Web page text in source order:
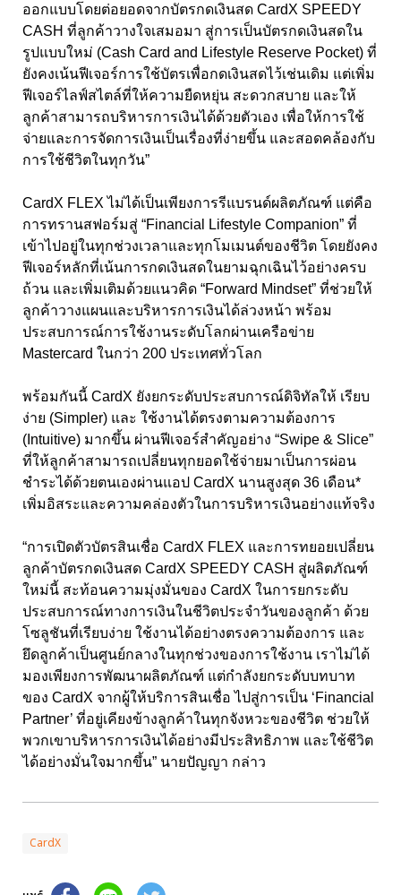
ออกแบบโดยต่อยอดจากบัตรกดเงินสด CardX SPEEDY
CASH ที่ลูกค้าวางใจเสมอมา สู่การเป็นบัตรกดเงินสดใน
รูปแบบใหม่ (Cash Card and Lifestyle Reserve Pocket) ที่
ยังคงเน้นฟีเจอร์การใช้บัตรเพื่อกดเงินสดไว้เช่นเดิม แต่เพิ่ม
ฟีเจอร์ไลฟ์สไตล์ที่ให้ความยืดหยุ่น สะดวกสบาย และให้
ลูกค้าสามารถบริหารการเงินได้ด้วยตัวเอง เพื่อให้การใช้
จ่ายและการจัดการเงินเป็นเรื่องที่ง่ายขึ้น และสอดคล้องกับ
การใช้ชีวิตในทุกวัน”
CardX FLEX ไม่ได้เป็นเพียงการรีแบรนด์ผลิตภัณฑ์ แต่คือ
การทรานสฟอร์มสู่ “Financial Lifestyle Companion” ที่
เข้าไปอยู่ในทุกช่วงเวลาและทุกโมเมนต์ของชีวิต โดยยังคง
ฟีเจอร์หลักที่เน้นการกดเงินสดในยามฉุกเฉินไว้อย่างครบ
ถ้วน และเพิ่มเติมด้วยแนวคิด “Forward Mindset” ที่ช่วยให้
ลูกค้าวางแผนและบริหารการเงินได้ล่วงหน้า พร้อม
ประสบการณ์การใช้งานระดับโลกผ่านเครือข่าย
Mastercard ในกว่า 200 ประเทศทั่วโลก
พร้อมกันนี้ CardX ยังยกระดับประสบการณ์ดิจิทัลให้ เรียบ
ง่าย (Simpler) และ ใช้งานได้ตรงตามความต้องการ
(Intuitive) มากขึ้น ผ่านฟีเจอร์สำคัญอย่าง “Swipe & Slice”
ที่ให้ลูกค้าสามารถเปลี่ยนทุกยอดใช้จ่ายมาเป็นการผ่อน
ชำระได้ด้วยตนเองผ่านแอป CardX นานสูงสุด 36 เดือน*
เพิ่มอิสระและความคล่องตัวในการบริหารเงินอย่างแท้จริง
“การเปิดตัวบัตรสินเชื่อ CardX FLEX และการทยอยเปลี่ยน
ลูกค้าบัตรกดเงินสด CardX SPEEDY CASH สู่ผลิตภัณฑ์
ใหม่นี้ สะท้อนความมุ่งมั่นของ CardX ในการยกระดับ
ประสบการณ์ทางการเงินในชีวิตประจำวันของลูกค้า ด้วย
โซลูชันที่เรียบง่าย ใช้งานได้อย่างตรงความต้องการ และ
ยึดลูกค้าเป็นศูนย์กลางในทุกช่วงของการใช้งาน เราไม่ได้
มองเพียงการพัฒนาผลิตภัณฑ์ แต่กำลังยกระดับบทบาท
ของ CardX จากผู้ให้บริการสินเชื่อ ไปสู่การเป็น ‘Financial
Partner’ ที่อยู่เคียงข้างลูกค้าในทุกจังหวะของชีวิต ช่วยให้
พวกเขาบริหารการเงินได้อย่างมีประสิทธิภาพ และใช้ชีวิต
ได้อย่างมั่นใจมากขึ้น” นายปัญญา กล่าว
CardX